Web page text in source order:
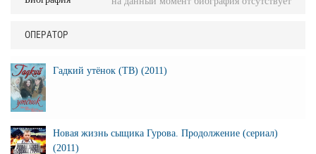
ОПЕРАТОР
Гадкий утёнок (ТВ) (2011)
Новая жизнь сыщика Гурова. Продолжение (сериал)
(2011)